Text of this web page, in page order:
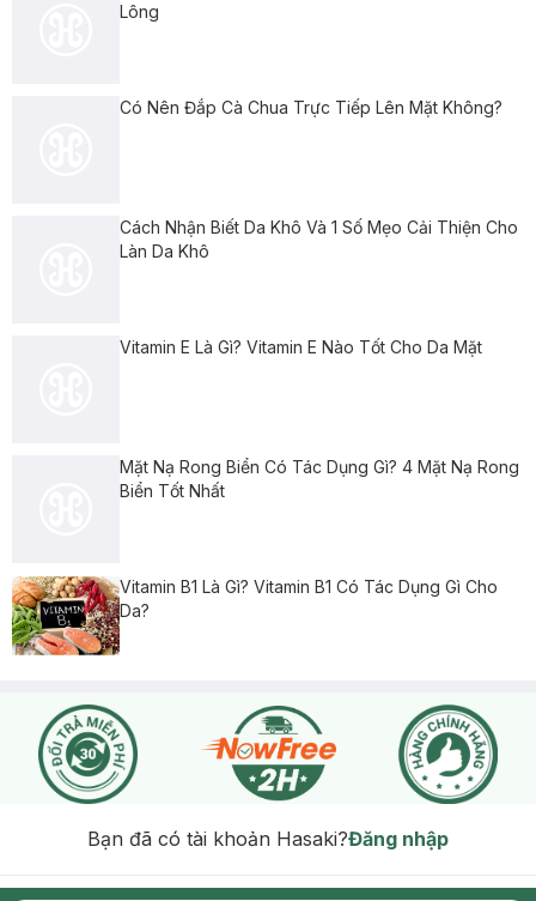
Lông
Có Nên Đắp Cà Chua Trực Tiếp Lên Mặt Không?
Cách Nhận Biết Da Khô Và 1 Số Mẹo Cải Thiện Cho
Làn Da Khô
Vitamin E Là Gì? Vitamin E Nào Tốt Cho Da Mặt
Mặt Nạ Rong Biển Có Tác Dụng Gì? 4 Mặt Nạ Rong
Biển Tốt Nhất
Vitamin B1 Là Gì? Vitamin B1 Có Tác Dụng Gì Cho
Da?
Bạn đã có tài khoản Hasaki?Đăng nhập